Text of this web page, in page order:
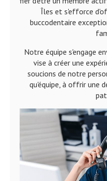
Îles et s'efforce
buccodentaire
Notre équipe s'engage
vise à créer une
soucions de notre
qu'équipe, à offrir une